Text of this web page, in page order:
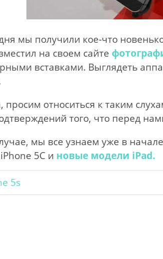
мы получили кое-что
на своем сайте
вставками. Выглядеть
просим относиться к таким
того, что перед
мы все узнаем уже в
5C и новые модели iPad.
5s